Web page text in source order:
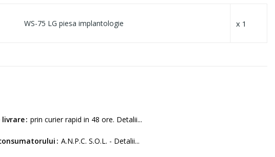
WS-75 LG piesa implantologie x 1
livrare prin curier rapid in 48 ore. Detalii...
A.N.P.C. S.O.L. - Detalii...